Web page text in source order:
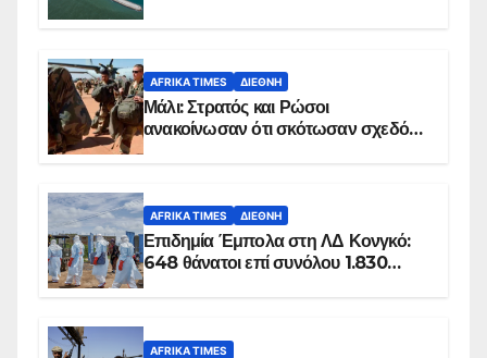
AFRIKA TIMES ΔΙΕΘΝΉ
Μάλι: Στρατός και Ρώσοι
ανακοίνωσαν ότι σκότωσαν σχεδόν
AFRIKA TIMES ΔΙΕΘΝΉ
Επιδημία Έμπολα στη ΛΔ Κονγκό:
648 θάνατοι επί συνόλου 1.830
AFRIKA TIMES